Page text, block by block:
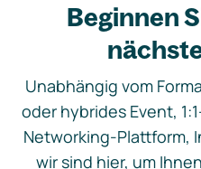
Beginnen
Unabhängig vom
oder hybrides Event,
Networking-Plattform,
wir sind hier, um